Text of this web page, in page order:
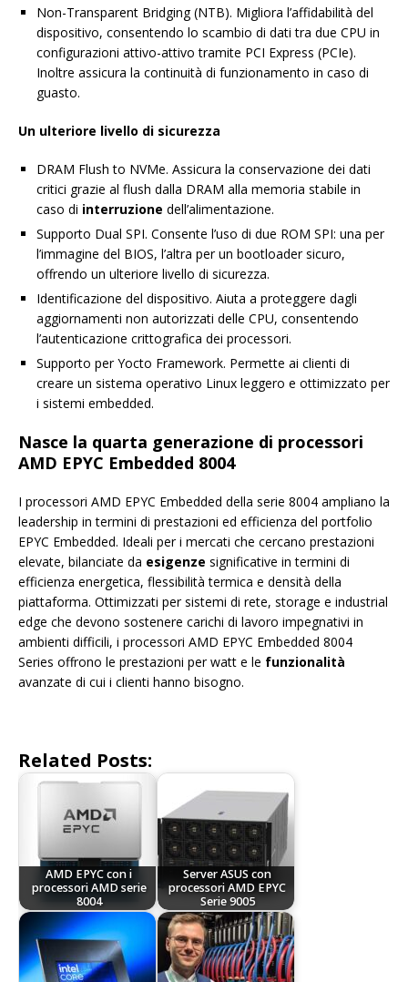
Non-Transparent Bridging (NTB). Migliora l’affidabilità del
dispositivo, consentendo lo scambio di dati tra due CPU in
configurazioni attivo-attivo tramite PCI Express (PCIe).
Inoltre assicura la continuità di funzionamento in caso di
guasto.
Un ulteriore livello di sicurezza
DRAM Flush to NVMe. Assicura la conservazione dei dati
critici grazie al flush dalla DRAM alla memoria stabile in
caso di interruzione dell’alimentazione.
Supporto Dual SPI. Consente l’uso di due ROM SPI: una per
l’immagine del BIOS, l’altra per un bootloader sicuro,
offrendo un ulteriore livello di sicurezza.
Identificazione del dispositivo. Aiuta a proteggere dagli
aggiornamenti non autorizzati delle CPU, consentendo
l’autenticazione crittografica dei processori.
Supporto per Yocto Framework. Permette ai clienti di
creare un sistema operativo Linux leggero e ottimizzato per
i sistemi embedded.
Nasce la quarta generazione di processori
AMD EPYC Embedded 8004
I processori AMD EPYC Embedded della serie 8004 ampliano la
leadership in termini di prestazioni ed efficienza del portfolio
EPYC Embedded. Ideali per i mercati che cercano prestazioni
elevate, bilanciate da esigenze significative in termini di
efficienza energetica, flessibilità termica e densità della
piattaforma. Ottimizzati per sistemi di rete, storage e industrial
edge che devono sostenere carichi di lavoro impegnativi in
ambienti difficili, i processori AMD EPYC Embedded 8004
Series offrono le prestazioni per watt e le funzionalità
avanzate di cui i clienti hanno bisogno.
Related Posts:
AMD EPYC con i
processori AMD serie
8004
Server ASUS con
processori AMD EPYC
Serie 9005